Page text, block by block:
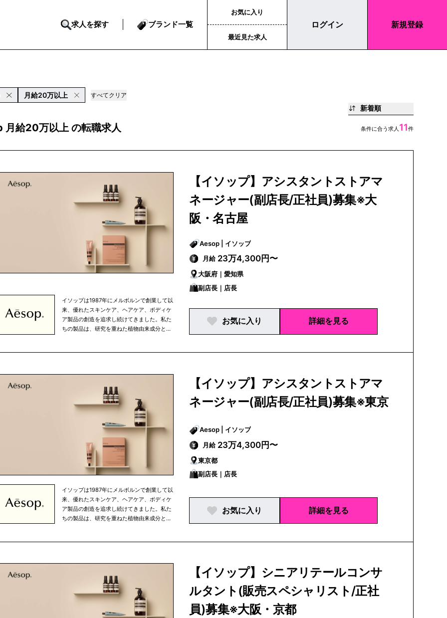
求人を探す ブランド一覧
お気に入り
最近見た求人
ログイン 新規登録
月給20万以上 すべてクリア
新着順
月給20万以上 の転職求人 条件に合う求人 11件
イソップは1987年にメルボルンで創業して以
来、優れたスキンケア、ヘアケア、ボディケ
ア製品の創造を追求し続けてきました。私た
ちの製品は、研究を重ねた植物由来成分と非
努力というものを大切に考えています。私た
ちは、生活環境や気候を考慮し、細部まで注
意を払うという姿勢を忘れずにひとつひとつ
の商品を開発しています。また、健康的な食
生活、適度な運動、定期的な読書など、バラ
ンスの取れた生活の一部として、当社の商品
を使っていただきたいと考えています。 私た
ちの製品はオフィシャルオンラインストアで
ご購入いただける他、パリ、東京、ニューヨ
ークなどの大都市を中心に世界中で展開して
いる直営店、さらに、世界有数の高級百貨店
【イソップ】アシスタントストアマ
ネージャー(副店長/正社員)募集※大
阪・名古屋
Aesop | イソップ
月給 23万4,300円〜
大阪府｜愛知県
副店長｜店長
お気に入り 詳細を見る
イソップは1987年にメルボルンで創業して以
来、優れたスキンケア、ヘアケア、ボディケ
ア製品の創造を追求し続けてきました。私た
ちの製品は、研究を重ねた植物由来成分と非
努力というものを大切に考えています。私た
ちは、生活環境や気候を考慮し、細部まで注
意を払うという姿勢を忘れずにひとつひとつ
の商品を開発しています。また、健康的な食
生活、適度な運動、定期的な読書など、バラ
ンスの取れた生活の一部として、当社の商品
【イソップ】アシスタントストアマ
ネージャー(副店長/正社員)募集※東京
Aesop | イソップ
月給 23万4,300円〜
東京都
副店長｜店長
お気に入り 詳細を見る
【イソップ】シニアリテールコンサ
ルタント(販売スペシャリスト/正社
員)募集※大阪・京都